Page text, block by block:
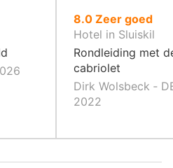
8.0uit
10
,
Zeer goed
Hotel in Sluiskil
Rondleiding met
cabriolet
Dirk Wolsbeck ‐
2022